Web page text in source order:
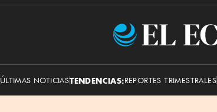
ÚLTIMAS NOTICIASTENDENCIAS:REPORTES TRIMESTRALES